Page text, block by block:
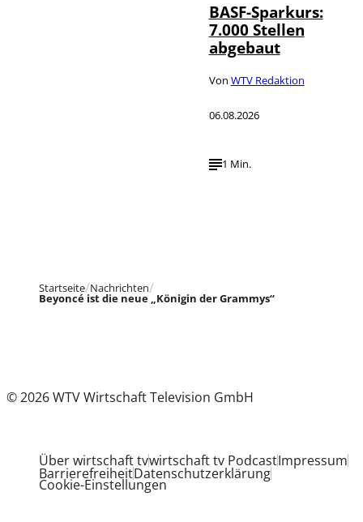
BASF-Sparkurs:
7.000 Stellen
abgebaut
Von WTV Redaktion
06.08.2026
1 Min.
Startseite Nachrichten
Beyoncé ist die neue „Königin der Grammys“
© 2026 WTV Wirtschaft Television GmbH
Über wirtschaft tvwirtschaft tv PodcastImpressum
BarrierefreiheitDatenschutzerklärung
Cookie-Einstellungen